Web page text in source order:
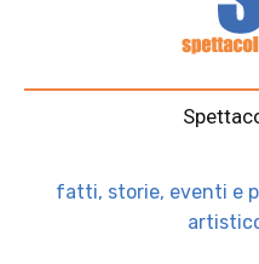
fatti, storie, eventi e